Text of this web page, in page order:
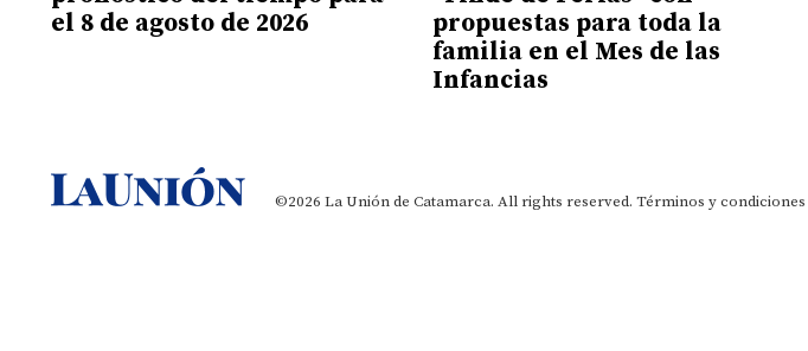
el 8 de agosto de 2026
propuestas para toda la
familia en el Mes de las
Infancias
©2026 La Unión de Catamarca. All rights reserved. Términos y condiciones